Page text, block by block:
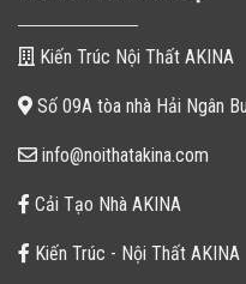
Kiến Trúc Nội Thất AKINA
Số 09A tòa nhà Hải Ngân
info@noithatakina.com
Cải Tạo Nhà AKINA
Kiến Trúc - Nội Thất AKINA